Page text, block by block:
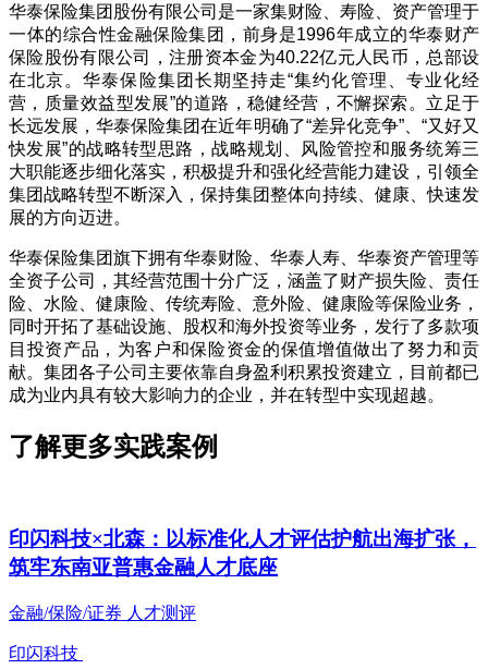
华泰保险集团股份有限公司是一家集财险、寿险、资产管理于
一体的综合性金融保险集团，前身是1996年成立的华泰财产
保险股份有限公司，注册资本金为40.22亿元人民币，总部设
在北京。华泰保险集团长期坚持走“集约化管理、专业化经
营，质量效益型发展”的道路，稳健经营，不懈探索。立足于
长远发展，华泰保险集团在近年明确了“差异化竞争”、 “又好又
快发展”的战略转型思路，战略规划、风险管控和服务统筹三
大职能逐步细化落实，积极提升和强化经营能力建设，引领全
集团战略转型不断深入，保持集团整体向持续、健康、快速发
展的方向迈进。
华泰保险集团旗下拥有华泰财险、华泰人寿、华泰资产管理等
全资子公司，其经营范围十分广泛，涵盖了财产损失险、责任
险、水险、健康险、传统寿险、意外险、健康险等保险业务，
同时开拓了基础设施、股权和海外投资等业务，发行了多款项
目投资产品，为客户和保险资金的保值增值做出了努力和贡
献。集团各子公司主要依靠自身盈利积累投资建立，目前都已
成为业内具有较大影响力的企业，并在转型中实现超越。
了解更多实践案例
印闪科技×北森：以标准化人才评估护航出海扩张，
筑牢东南亚普惠金融人才底座
金融/保险/证券 人才测评
印闪科技